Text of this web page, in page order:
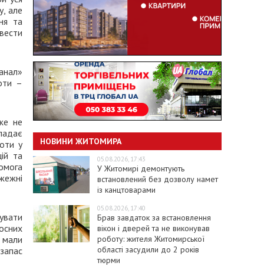
але
та
–
не
у
та
мали
НОВИНИ ЖИТОМИРА
05.08.2026, 17:43
У Житомирі демонтують
встановлений без дозволу намет
із канцтоварами
05.08.2026, 17:40
Брав завдаток за встановлення
вікон і дверей та не виконував
роботу: жителя Житомирської
області засудили до 2 років
тюрми